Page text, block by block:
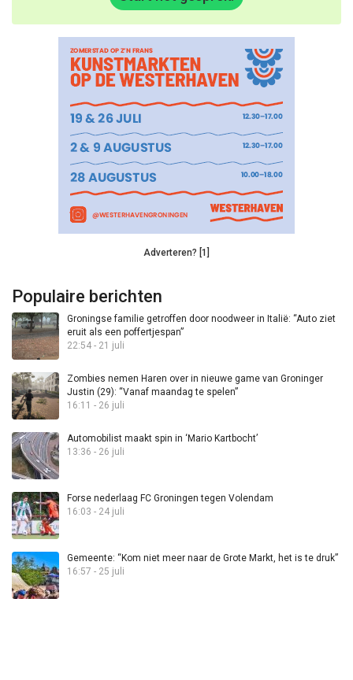
Adverteren? [1]
Populaire berichten
Groningse familie getroffen door noodweer in Italië: “Auto ziet
eruit als een poffertjespan”
22:54 - 21 juli
Zombies nemen Haren over in nieuwe game van Groninger
Justin (29): “Vanaf maandag te spelen”
16:11 - 26 juli
Automobilist maakt spin in ‘Mario Kartbocht’
13:36 - 26 juli
Forse nederlaag FC Groningen tegen Volendam
16:03 - 24 juli
Gemeente: “Kom niet meer naar de Grote Markt, het is te druk”
16:57 - 25 juli